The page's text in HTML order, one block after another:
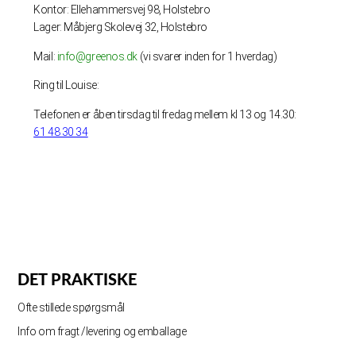
Kontor: Ellehammersvej 98, Holstebro
Lager: Måbjerg Skolevej 32, Holstebro
Mail: info@greenos.dk (vi svarer inden for 1 hverdag)
Ring til Louise:
Telefonen er åben tirsdag til fredag mellem kl 13 og 14.30:
61 48 30 34
DET PRAKTISKE
Ofte stillede spørgsmål
Info om fragt /levering og emballage